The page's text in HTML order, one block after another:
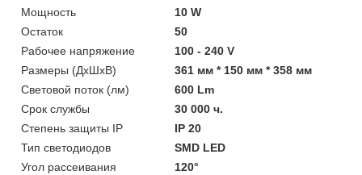
Мощность
10 W
Остаток
50
Рабочее напряжение
100 - 240 V
Размеры (ДхШхВ)
361 мм * 150 мм * 358 мм
Световой поток (лм)
600 Lm
Срок службы
30 000 ч.
Степень защиты IP
IP 20
Тип светодиодов
SMD LED
Угол рассеивания
120°